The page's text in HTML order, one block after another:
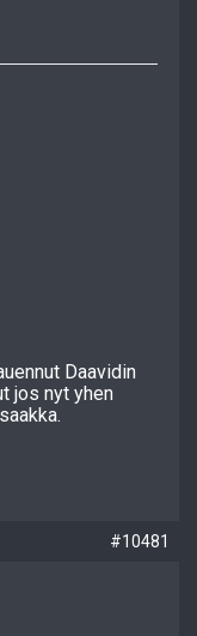
Daavidin
jos nyt yhen
#10481